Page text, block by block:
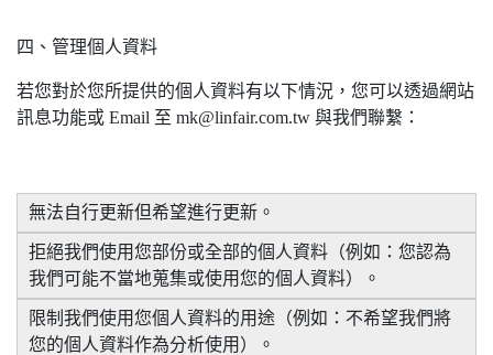
四、管理個人資料
若您對於您所提供的個人資料有以下情況，您可以透過網站
訊息功能或 Email 至 mk@linfair.com.tw 與我們聯繫：
無法自行更新但希望進行更新。
拒絕我們使用您部份或全部的個人資料（例如：您認為
我們可能不當地蒐集或使用您的個人資料）。
限制我們使用您個人資料的用途（例如：不希望我們將
您的個人資料作為分析使用）。